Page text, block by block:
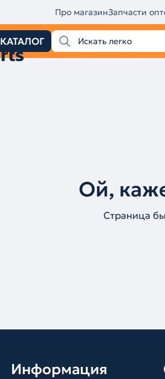
Про магазинЗапчасти
КАТАЛОГ
Ой,
Страница
Информация